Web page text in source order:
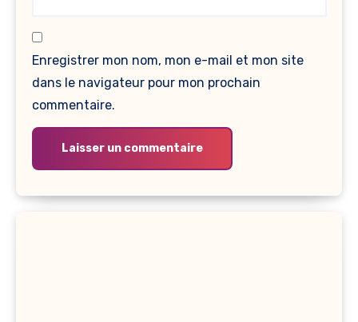
Enregistrer mon nom, mon e-mail et mon site
dans le navigateur pour mon prochain
commentaire.